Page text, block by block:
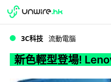
新色輕型登場!
WWDC 2026
3C科技 流動電腦
新色輕型登場!